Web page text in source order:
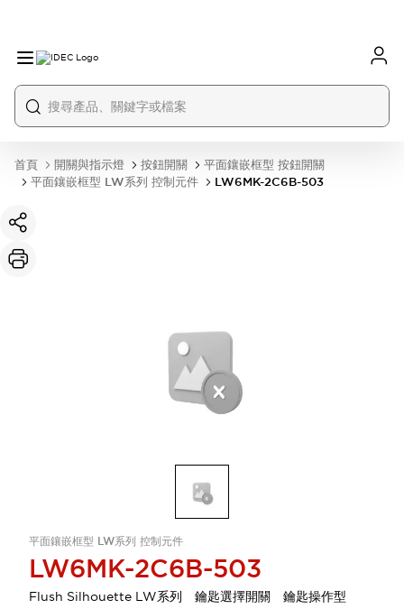
首頁 開關與指示燈 按鈕開關
平面鑲嵌框型 按鈕開關
平面鑲嵌框型 LW系列 控制元件
LW6MK-2C6B-503
平面鑲嵌框型 LW系列 控制元件
LW6MK-2C6B-503
Flush Silhouette LW系列 鑰匙選擇開關 鑰匙操作型